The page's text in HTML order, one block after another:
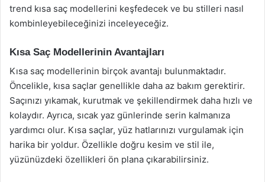
trend kısa saç modellerini keşfedecek ve bu stilleri nasıl
kombinleyebileceğinizi inceleyeceğiz.
Kısa Saç Modellerinin Avantajları
Kısa saç modellerinin birçok avantajı bulunmaktadır.
Öncelikle, kısa saçlar genellikle daha az bakım gerektirir.
Saçınızı yıkamak, kurutmak ve şekillendirmek daha hızlı ve
kolaydır. Ayrıca, sıcak yaz günlerinde serin kalmanıza
yardımcı olur. Kısa saçlar, yüz hatlarınızı vurgulamak için
harika bir yoldur. Özellikle doğru kesim ve stil ile,
yüzünüzdeki özellikleri ön plana çıkarabilirsiniz.